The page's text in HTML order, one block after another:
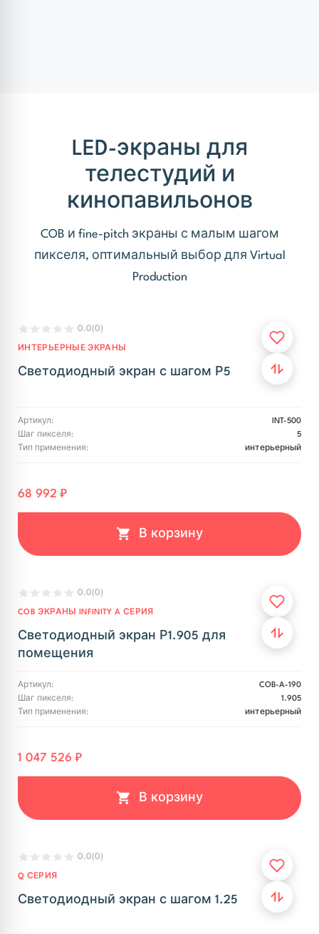
LED-экраны для
телестудий и
кинопавильонов
COB и fine-pitch экраны с малым шагом
пикселя, оптимальный выбор для Virtual
Production
0.0(0)
ИНТЕРЬЕРНЫЕ ЭКРАНЫ
Светодиодный экран с шагом Р5
Артикул:
INT-500
Шаг пикселя:
5
Тип применения:
интерьерный
68 992 ₽
В корзину
0.0(0)
COB ЭКРАНЫ INFINITY A СЕРИЯ
Светодиодный экран Р1.905 для
помещения
Артикул:
COB-A-190
Шаг пикселя:
1.905
Тип применения:
интерьерный
1 047 526 ₽
В корзину
0.0(0)
Q СЕРИЯ
Светодиодный экран с шагом 1.25